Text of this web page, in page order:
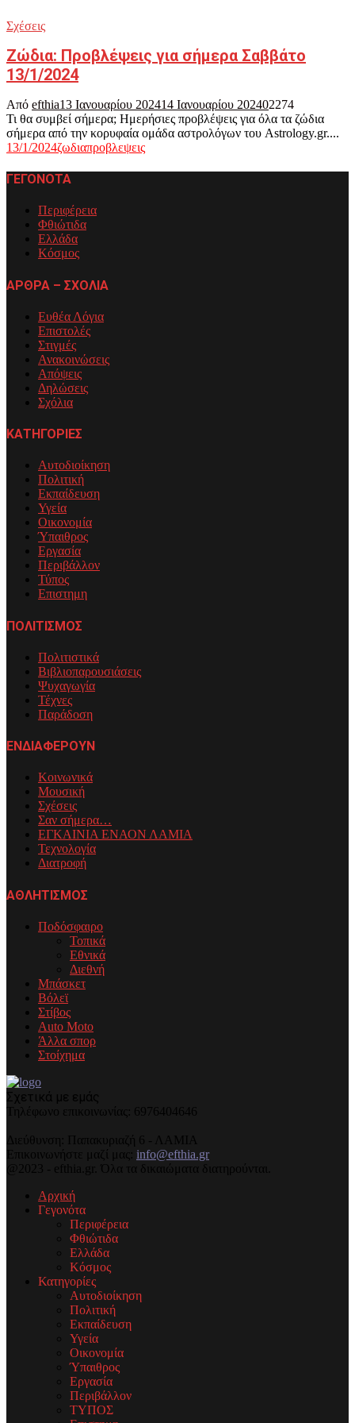
Σχέσεις
Ζώδια: Προβλέψεις για σήμερα Σαββάτο
13/1/2024
Από efthia13 Ιανουαρίου 202414 Ιανουαρίου 202402274
Τι θα συμβεί σήμερα; Ημερήσιες προβλέψεις για όλα τα ζώδια
σήμερα από την κορυφαία ομάδα αστρολόγων του Astrology.gr....
13/1/2024ζωδιαπροβλεψεις
ΓΕΓΟΝΟΤΑ
Περιφέρεια
Φθιώτιδα
Ελλάδα
Κόσμος
ΑΡΘΡΑ – ΣΧΟΛΙΑ
Ευθέα Λόγια
Επιστολές
Στιγμές
Ανακοινώσεις
Απόψεις
Δηλώσεις
Σχόλια
ΚΑΤΗΓΟΡΙΕΣ
Αυτοδιοίκηση
Πολιτική
Εκπαίδευση
Υγεία
Οικονομία
Ύπαιθρος
Εργασία
Περιβάλλον
Τύπος
Επιστημη
ΠΟΛΙΤΙΣΜΟΣ
Πολιτιστικά
Βιβλιοπαρουσιάσεις
Ψυχαγωγία
Τέχνες
Παράδοση
ΕΝΔΙΑΦΕΡΟΥΝ
Κοινωνικά
Μουσική
Σχέσεις
Σαν σήμερα…
ΕΓΚΑΙΝΙΑ ΕΝΑΟΝ ΛΑΜΙΑ
Τεχνολογία
Διατροφή
ΑΘΛΗΤΙΣΜΟΣ
Ποδόσφαιρο
Τοπικά
Εθνικά
Διεθνή
Μπάσκετ
Βόλεϊ
Στίβος
Auto Moto
Άλλα σπορ
Στοίχημα
Σχετικά με εμάς
Τηλέφωνo επικοινωνίας: 6976404646
Διεύθυνση: Παπακυριαζή 6 - ΛΑΜΙΑ
Επικοινωνήστε μαζί μας: info@efthia.gr
@2023 - efthia.gr. Όλα τα δικαιώματα διατηρούνται.
Αρχική
Γεγονότα
Περιφέρεια
Φθιώτιδα
Ελλάδα
Κόσμος
Κατηγορίες
Αυτοδιοίκηση
Πολιτική
Εκπαίδευση
Υγεία
Οικονομία
Ύπαιθρος
Εργασία
Περιβάλλον
ΤΥΠΟΣ